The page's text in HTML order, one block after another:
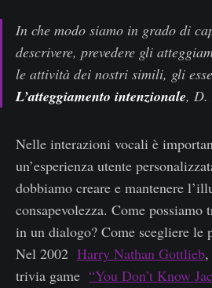
In che modo siamo in grado di
descrivere, prevedere gli
le attività dei nostri simili, gli
L’atteggiamento intenzionale, D.
Nelle interazioni vocali è
un’esperienza utente
dobbiamo creare e mantenere
consapevolezza. Come possiamo
in un dialogo? Come scegliere le
Nel 2002 Harry Nathan Gottlieb
trivia game “You Don’t Know